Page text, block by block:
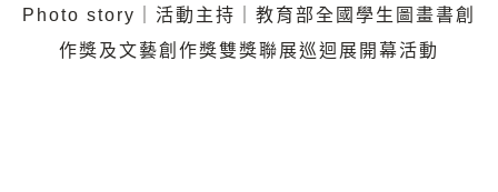
Photo story｜活動主持｜教育部全國學生圖畫書創
作獎及文藝創作獎雙獎聯展巡迴展開幕活動